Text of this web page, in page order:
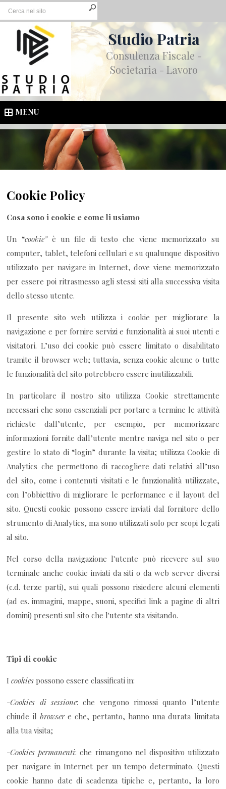
Studio Patria
Consulenza Fiscale -
Societaria - Lavoro
MENU
Cookie Policy
Cosa sono i cookie e come li usiamo
Un “cookie” è un file di testo che viene memorizzato su
computer, tablet, telefoni cellulari e su qualunque dispositivo
utilizzato per navigare in Internet, dove viene memorizzato
per essere poi ritrasmesso agli stessi siti alla successiva visita
dello stesso utente.
Il presente sito web utilizza i cookie per migliorare la
navigazione e per fornire servizi e funzionalità ai suoi utenti e
visitatori. L’uso dei cookie può essere limitato o disabilitato
tramite il browser web; tuttavia, senza cookie alcune o tutte
le funzionalità del sito potrebbero essere inutilizzabili.
In particolare il nostro sito utilizza Cookie strettamente
necessari che sono essenziali per portare a termine le attività
richieste dall’utente, per esempio, per memorizzare
informazioni fornite dall’utente mentre naviga nel sito o per
gestire lo stato di “login” durante la visita; utilizza Cookie di
Analytics che permettono di raccogliere dati relativi all’uso
del sito, come i contenuti visitati e le funzionalità utilizzate,
con l’obbiettivo di migliorare le performance e il layout del
sito. Questi cookie possono essere inviati dal fornitore dello
strumento di Analytics, ma sono utilizzati solo per scopi legati
al sito.
Nel corso della navigazione l'utente può ricevere sul suo
terminale anche cookie inviati da siti o da web server diversi
(c.d. terze parti), sui quali possono risiedere alcuni elementi
(ad es. immagini, mappe, suoni, specifici link a pagine di altri
domini) presenti sul sito che l'utente sta visitando.
Tipi di cookie
Icookiespossono essere classificati in:
-Cookies di sessione: che vengono rimossi quanto l’utente
chiude il browsere che, pertanto, hanno una durata limitata
alla tua visita;
-Cookies permanenti: che rimangono nel dispositivo utilizzato
per navigare in Internet per un tempo determinato. Questi
cookie hanno date di scadenza tipiche e, pertanto, la loro